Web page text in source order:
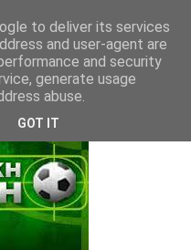
to deliver its services
and user-agent are
and security
generate usage
abuse.
GOT IT